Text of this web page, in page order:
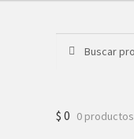
por:
$ 0 0 productos